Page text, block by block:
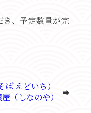
き、予定数量が完
えどいち）
（しなのや）